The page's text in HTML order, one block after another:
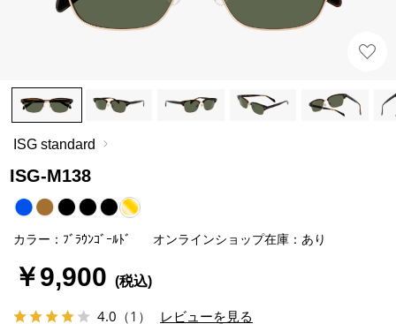
ISG standard
ISG-M138
4.0 （1） レビューを見る
カラー：ﾌﾞﾗｳﾝｺﾞｰﾙﾄﾞ オンラインショップ在庫：あり
￥9,900